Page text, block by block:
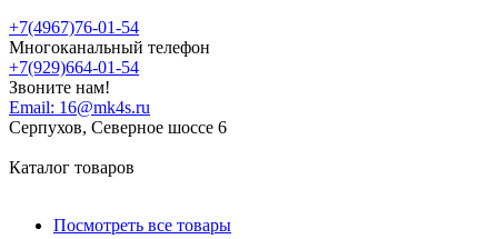
+7(4967)76-01-54
Многоканальный телефон
+7(929)664-01-54
Звоните нам!
Email: 16@mk4s.ru
Серпухов, Северное шоссе 6
Каталог товаров
Посмотреть все товары